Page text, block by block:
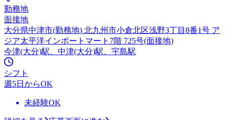
勤務地
面接地
大分県中津市(勤務地) 北九州市小倉北区浅野3丁目8番1号 ア
ジア太平洋インポートマート7階 725号(面接地)
今津(大分)駅、中津(大分)駅、宇島駅
シフト
週5日からOK
未経験OK